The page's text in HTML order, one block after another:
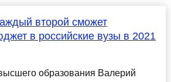
второй сможет
в российские вузы в 2021
образования Валерий